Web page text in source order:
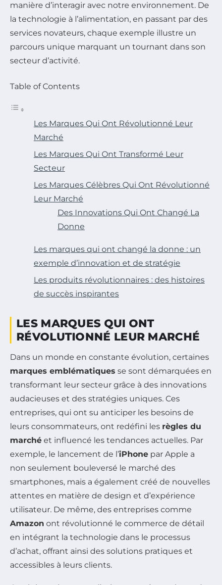
manière d’interagir avec notre environnement. De
la technologie à l’alimentation, en passant par des
services novateurs, chaque exemple illustre un
parcours unique marquant un tournant dans son
secteur d’activité.
Table of Contents
Les Marques Qui Ont Révolutionné Leur
Marché
Les Marques Qui Ont Transformé Leur
Secteur
Les Marques Célèbres Qui Ont Révolutionné
Leur Marché
Des Innovations Qui Ont Changé La
Donne
Les marques qui ont changé la donne : un
exemple d’innovation et de stratégie
Les produits révolutionnaires : des histoires
de succès inspirantes
LES MARQUES QUI ONT
RÉVOLUTIONNÉ LEUR MARCHÉ
Dans un monde en constante évolution, certaines
marques emblématiques se sont démarquées en
transformant leur secteur grâce à des innovations
audacieuses et des stratégies uniques. Ces
entreprises, qui ont su anticiper les besoins de
leurs consommateurs, ont redéfini les règles du
marché et influencé les tendances actuelles. Par
exemple, le lancement de l’iPhone par Apple a
non seulement bouleversé le marché des
smartphones, mais a également créé de nouvelles
attentes en matière de design et d’expérience
utilisateur. De même, des entreprises comme
Amazon ont révolutionné le commerce de détail
en intégrant la technologie dans le processus
d’achat, offrant ainsi des solutions pratiques et
accessibles à leurs clients.